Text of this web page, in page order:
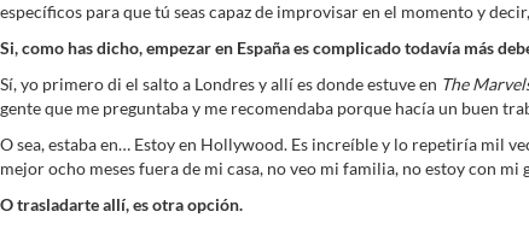
específicos para que tú seas capaz de improvisar en el momento y
Si, como has dicho, empezar en España es complicado todavía más
Sí, yo primero di el salto a Londres y allí es donde estuve en The
gente que me preguntaba y me recomendaba porque hacía un buen
O sea, estaba en… Estoy en Hollywood. Es increíble y lo repetiría mil
mejor ocho meses fuera de mi casa, no veo mi familia, no estoy con
O trasladarte allí, es otra opción.